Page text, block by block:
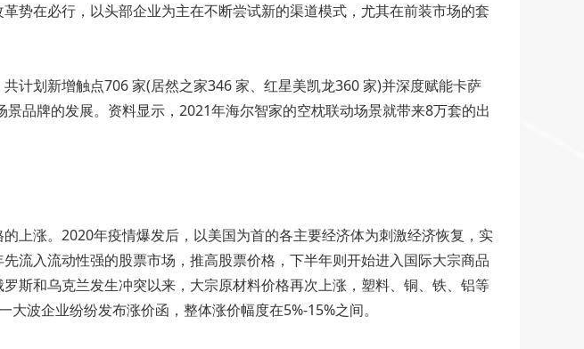
势在必行，以头部企业为主在不断尝试新的渠道模式，尤其在前装市场的套
计划新增触点706 家(居然之家346 家、红星美凯龙360 家)并深度赋能卡萨
品牌的发展。资料显示，2021年海尔智家的空枕联动场景就带来8万套的出
上涨。2020年疫情爆发后，以美国为首的各主要经济体为刺激经济恢复，实
流入流动性强的股票市场，推高股票价格，下半年则开始进入国际大宗商品
斯和乌克兰发生冲突以来，大宗原材料价格再次上涨，塑料、铜、铁、铝等
波企业纷纷发布涨价函，整体涨价幅度在5%-15%之间。